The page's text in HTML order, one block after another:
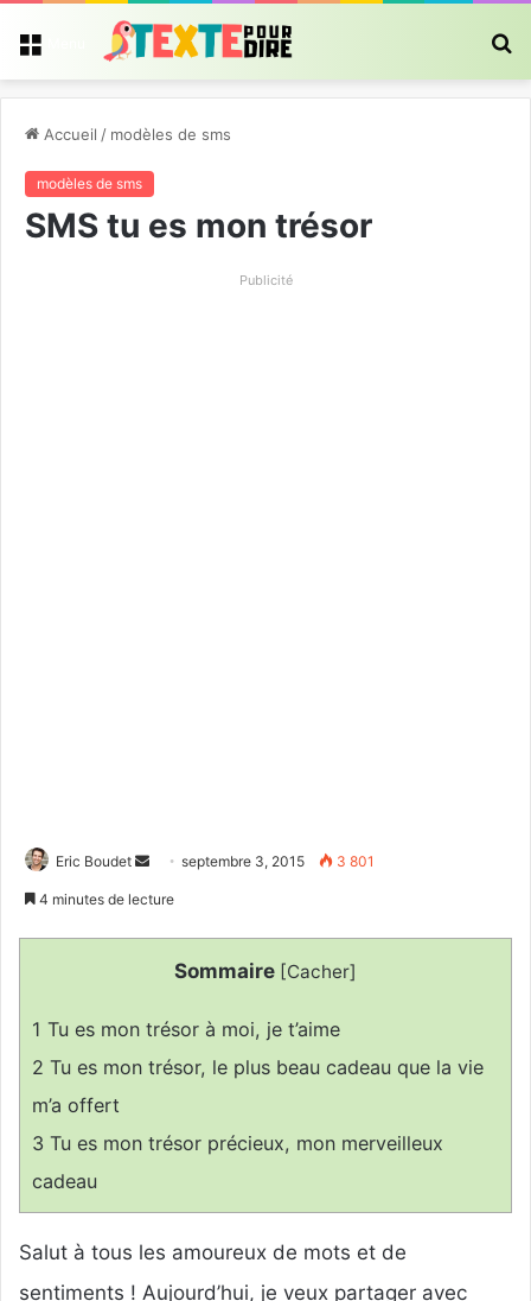
Accueil / modèles de sms
modèles de sms
SMS tu es mon trésor
Publicité
Eric Boudet
Envoyerseptembre 3, 2015 3 801
4 minutes de lecture
Sommaire [Cacher]
1 Tu es mon trésor à moi, je t’aime
2 Tu es mon trésor, le plus beau cadeau que la vie
m’a offert
3 Tu es mon trésor précieux, mon merveilleux
cadeau
Salut à tous les amoureux de mots et de
sentiments ! Aujourd’hui, je veux partager avec